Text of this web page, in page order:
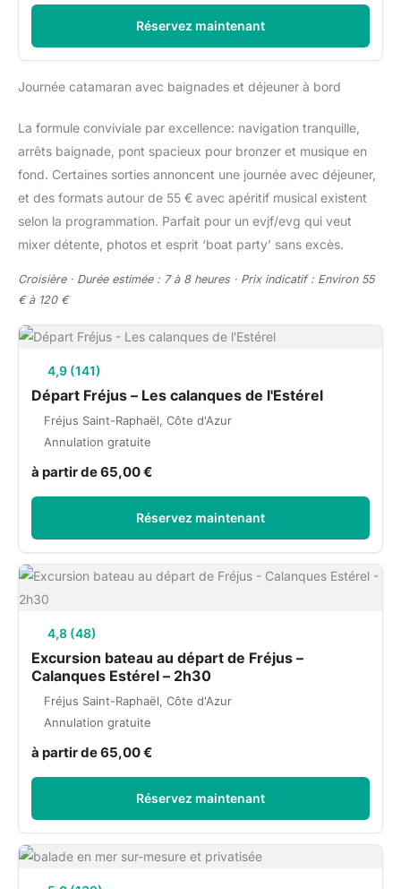
Réservez maintenant
Journée catamaran avec baignades et déjeuner à bord
La formule conviviale par excellence: navigation tranquille,
arrêts baignade, pont spacieux pour bronzer et musique en
fond. Certaines sorties annoncent une journée avec déjeuner,
et des formats autour de 55 € avec apéritif musical existent
selon la programmation. Parfait pour un evjf/evg qui veut
mixer détente, photos et esprit ‘boat party’ sans excès.
Croisière · Durée estimée : 7 à 8 heures · Prix indicatif : Environ 55
€ à 120 €
4,9 (141)
Départ Fréjus – Les calanques de l'Estérel
Fréjus Saint-Raphaël, Côte d'Azur
Annulation gratuite
à partir de 65,00 €
Réservez maintenant
4,8 (48)
Excursion bateau au départ de Fréjus –
Calanques Estérel – 2h30
Fréjus Saint-Raphaël, Côte d'Azur
Annulation gratuite
à partir de 65,00 €
Réservez maintenant